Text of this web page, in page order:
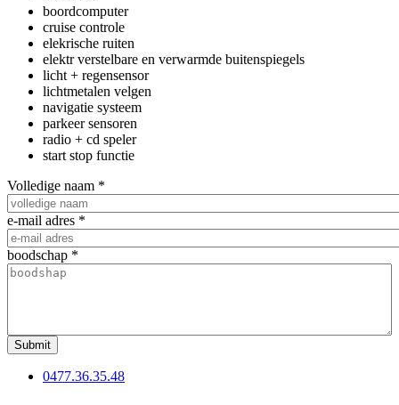
boordcomputer
cruise controle
elekrische ruiten
elektr verstelbare en verwarmde buitenspiegels
licht + regensensor
lichtmetalen velgen
navigatie systeem
parkeer sensoren
radio + cd speler
start stop functie
Volledige naam *
e-mail adres *
boodschap *
Submit
0477.36.35.48